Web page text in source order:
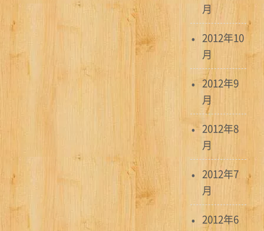
月
2012年10
月
2012年9
月
2012年8
月
2012年7
月
2012年6